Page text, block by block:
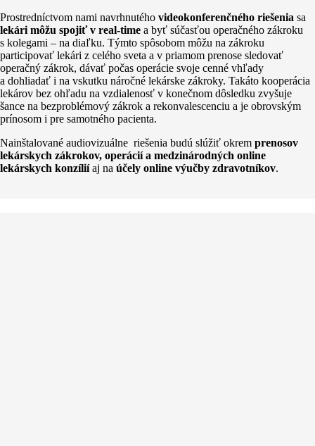
Prostredníctvom nami navrhnutého videokonferenčného riešenia sa
lekári môžu spojiť v real-time a byť súčasťou operačného zákroku
s kolegami – na diaľku. Týmto spôsobom môžu na zákroku
participovať lekári z celého sveta a v priamom prenose sledovať
operačný zákrok, dávať počas operácie svoje cenné vhľady
a dohliadať i na vskutku náročné lekárske zákroky. Takáto kooperácia
lekárov bez ohľadu na vzdialenosť v konečnom dôsledku zvyšuje
šance na bezproblémový zákrok a rekonvalescenciu a je obrovským
prínosom i pre samotného pacienta.
Nainštalované audiovizuálne riešenia budú slúžiť okrem prenosov
lekárskych zákrokov, operácií a medzinárodných online
lekárskych konzíliíaj na účely online výučby zdravotníkov.